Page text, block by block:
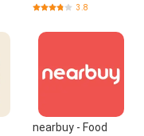
3.8
nearbuy - Food